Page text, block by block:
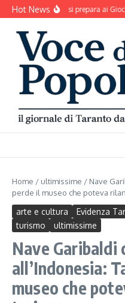
Salta al contenuto
Hot NewsTaranto si prepara ai
Home / ultimissime / Nave
perde il museo che poteva
arte e cultura Evidenza
turismo
ultimissime
Nave Garibaldi
all’Indonesia:
museo che